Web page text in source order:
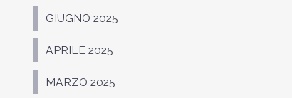
GIUGNO 2025
APRILE 2025
MARZO 2025